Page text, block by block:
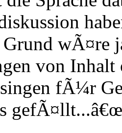
wÃ¤re
von Inhalt
fÃ¼r